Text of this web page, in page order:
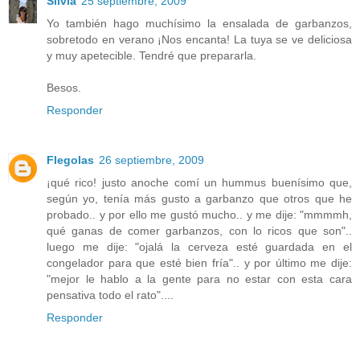
Yo también hago muchísimo la ensalada de garbanzos,
sobretodo en verano ¡Nos encanta! La tuya se ve deliciosa
y muy apetecible. Tendré que prepararla.
Besos.
Responder
Flegolas 26 septiembre, 2009
¡qué rico! justo anoche comí un hummus buenísimo que,
según yo, tenía más gusto a garbanzo que otros que he
probado.. y por ello me gustó mucho.. y me dije: "mmmmh,
qué ganas de comer garbanzos, con lo ricos que son"..
luego me dije: "ojalá la cerveza esté guardada en el
congelador para que esté bien fría".. y por último me dije:
"mejor le hablo a la gente para no estar con esta cara
pensativa todo el rato"....
Responder